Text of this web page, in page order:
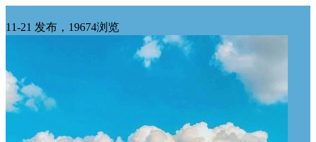
11-21 发布，19674浏览